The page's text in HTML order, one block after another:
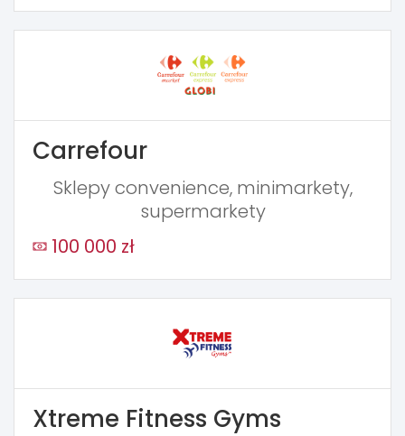
Carrefour
Sklepy convenience, minimarkety,
supermarkety
100 000 zł
Xtreme Fitness Gyms